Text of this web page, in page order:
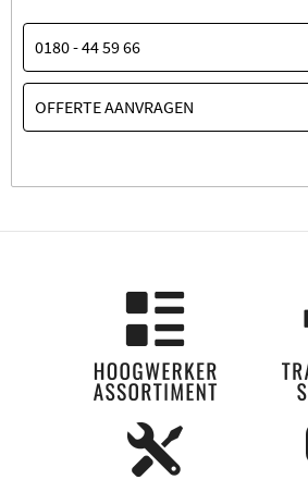
0180 - 44 59 66
OFFERTE AANVRAGEN